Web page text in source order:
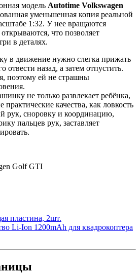
модель Autotime Volkswagen
уменьшенная копия реальной
1:32. У нее вращаются
что позволяет
в деталях.
в движение нужно слегка прижать
назад, а затем отпустить.
поэтому ей не страшны
не только развлекает ребёнка,
практические качества, как ловкость
рук, сноровку и координацию,
пальцев рук, заставляет
Golf GTI
пластина, 2шт.
Li-Ion 1200mAh для квадрокоптера